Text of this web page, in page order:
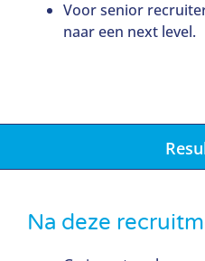
Voor senior
naar een next level.
Na deze